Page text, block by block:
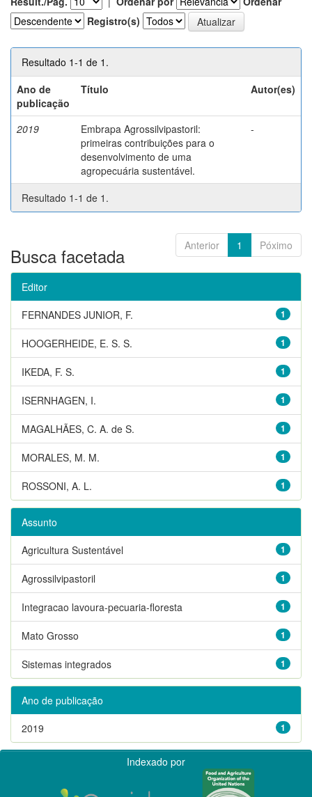
Registro(s)
Resultado 1-1 de 1.
Ano de
publicação
Título Autor(es)
2019
Embrapa Agrossilvipastoril:
primeiras contribuições para o
desenvolvimento de uma
agropecuária sustentável.
-
Resultado 1-1 de 1.
Anterior 1 Póximo
Busca facetada
Editor
1
FERNANDES JUNIOR, F.
1
HOOGERHEIDE, E. S. S.
1
IKEDA, F. S.
1
ISERNHAGEN, I.
1
MAGALHÃES, C. A. de S.
1
MORALES, M. M.
1
ROSSONI, A. L.
Assunto
1
Agricultura Sustentável
1
Agrossilvipastoril
1
Integracao lavoura-pecuaria-floresta
1
Mato Grosso
1
Sistemas integrados
Ano de publicação
1
2019
Indexado por